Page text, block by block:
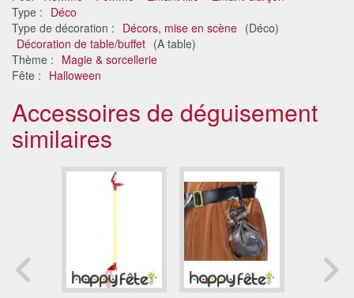
Type : Déco
Type de décoration : Décors, mise en scène (Déco)
Décoration de table/buffet (A table)
Thème : Magie & sorcellerie
Fête : Halloween
Accessoires de déguisement
similaires